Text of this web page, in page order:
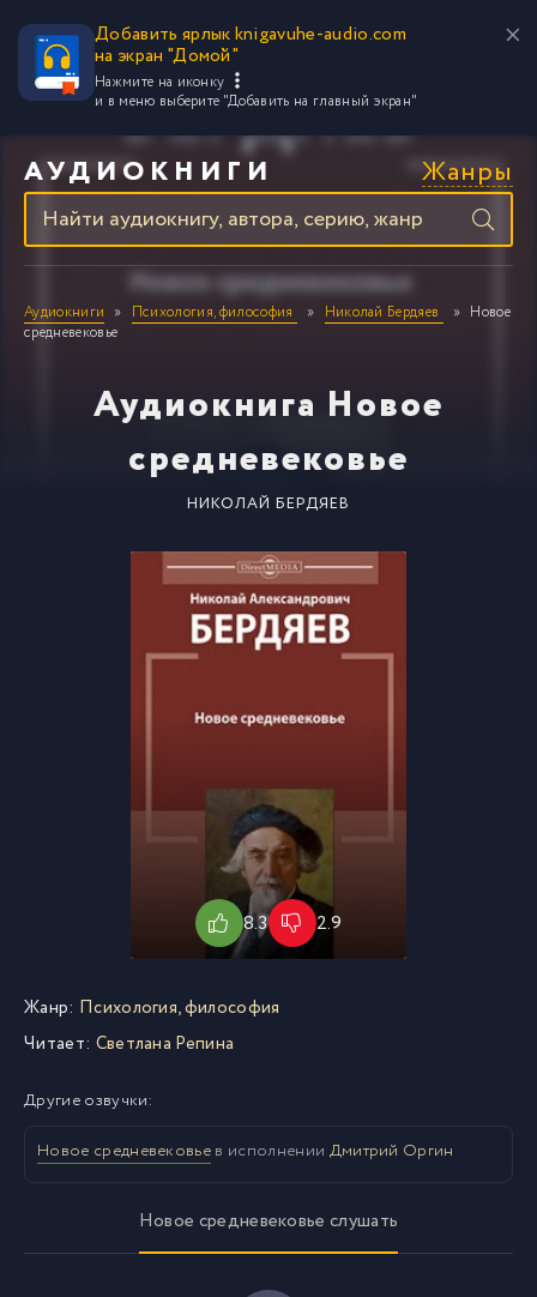
Добавить ярлык knigavuhe-audio.com
на экран "Домой"
Нажмите на иконку
и в меню выберите "Добавить на главный экран"
АУДИОКНИГИ Жанры
Аудиокниги Психология, философия Николай Бердяев
Новое
средневековье
Аудиокнига Новое
средневековье
НИКОЛАЙ БЕРДЯЕВ
8.3 2.9
Жанр: Психология, философия
Читает: Светлана Репина
Другие озвучки:
Новое средневековье в исполнении Дмитрий Оргин
Новое средневековье слушать